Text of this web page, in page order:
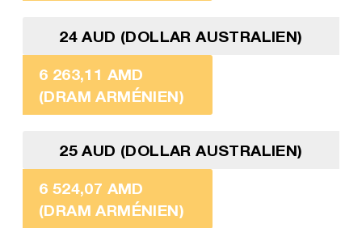
24 AUD (DOLLAR AUSTRALIEN)
6 263,11 AMD
(DRAM ARMÉNIEN)
25 AUD (DOLLAR AUSTRALIEN)
6 524,07 AMD
(DRAM ARMÉNIEN)